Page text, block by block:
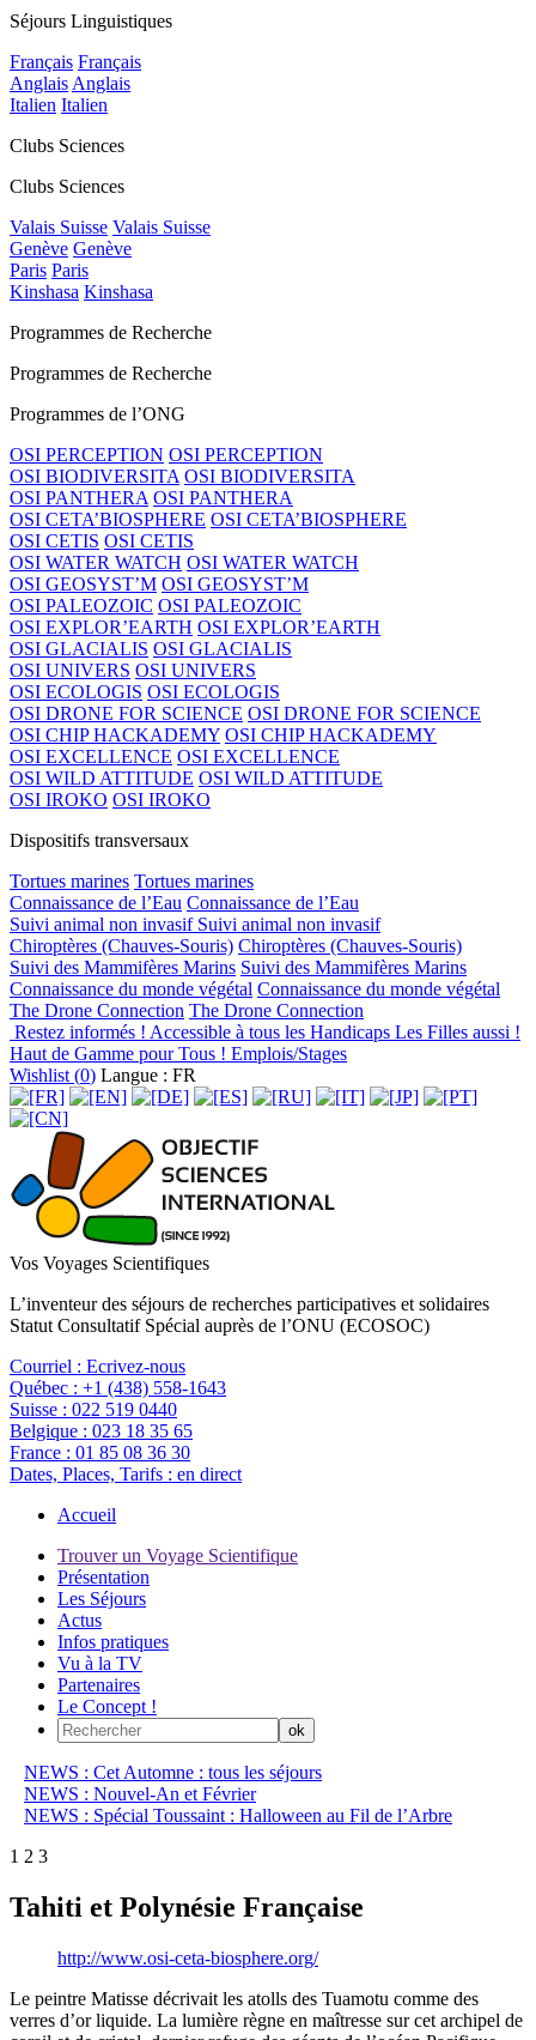
Séjours Linguistiques
Français Français
AnglaisAnglais
Italien Italien
Clubs Sciences
Clubs Sciences
Valais Suisse Valais Suisse
Genève Genève
Paris Paris
Kinshasa Kinshasa
Programmes de Recherche
Programmes de Recherche
Programmes de l’ONG
OSI PERCEPTION OSI PERCEPTION
OSI BIODIVERSITA OSI BIODIVERSITA
OSI PANTHERA OSI PANTHERA
OSI CETA’BIOSPHERE OSI CETA’BIOSPHERE
OSI CETIS OSI CETIS
OSI WATER WATCH OSI WATER WATCH
OSI GEOSYST’M OSI GEOSYST’M
OSI PALEOZOIC OSI PALEOZOIC
OSI EXPLOR’EARTH OSI EXPLOR’EARTH
OSI GLACIALIS OSI GLACIALIS
OSI UNIVERS OSI UNIVERS
OSI ECOLOGIS OSI ECOLOGIS
OSI DRONE FOR SCIENCE OSI DRONE FOR SCIENCE
OSI CHIP HACKADEMY OSI CHIP HACKADEMY
OSI EXCELLENCE OSI EXCELLENCE
OSI WILD ATTITUDE OSI WILD ATTITUDE
OSI IROKO OSI IROKO
Dispositifs transversaux
Tortues marines Tortues marines
Connaissance de l’Eau Connaissance de l’Eau
Suivi animal non invasif Suivi animal non invasif
Chiroptères (Chauves-Souris) Chiroptères (Chauves-Souris)
Suivi des Mammifères Marins Suivi des Mammifères Marins
Connaissance du monde végétal Connaissance du monde végétal
The Drone Connection The Drone Connection
Restez informés ! Accessible à tous les Handicaps Les Filles aussi !
Haut de Gamme pour Tous ! Emplois/Stages
Wishlist (0) Langue : FR
Vos Voyages Scientifiques
L’inventeur des séjours de recherches participatives et solidaires
Statut Consultatif Spécial auprès de l’ONU (ECOSOC)
Courriel : Ecrivez-nous
Québec : +1 (438) 558-1643
Suisse : 022 519 0440
Belgique : 023 18 35 65
France : 01 85 08 36 30
Dates, Places, Tarifs : en direct
Accueil
Trouver un Voyage Scientifique
Présentation
Les Séjours
Actus
Infos pratiques
Vu à la TV
Partenaires
Le Concept !
NEWS : Cet Automne : tous les séjours
NEWS : Nouvel-An et Février
NEWS : Spécial Toussaint : Halloween au Fil de l’Arbre
1 2 3
Tahiti et Polynésie Française
http://www.osi-ceta-biosphere.org/
Le peintre Matisse décrivait les atolls des Tuamotu comme des
verres d’or liquide. La lumière règne en maîtresse sur cet archipel de